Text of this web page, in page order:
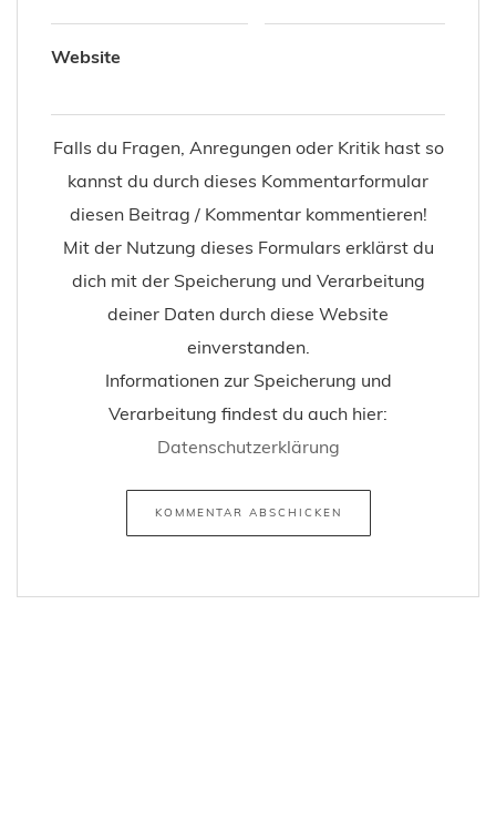
Website
Falls du Fragen, Anregungen oder Kritik hast so
kannst du durch dieses Kommentarformular
diesen Beitrag / Kommentar kommentieren!
Mit der Nutzung dieses Formulars erklärst du
dich mit der Speicherung und Verarbeitung
deiner Daten durch diese Website
einverstanden.
Informationen zur Speicherung und
Verarbeitung findest du auch hier:
Datenschutzerklärung